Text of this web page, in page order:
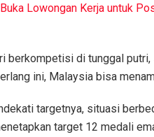
Lowongan Kerja untuk
berkompetisi di tunggal
ini, Malaysia bisa
targetnya, situasi
target 12 medali